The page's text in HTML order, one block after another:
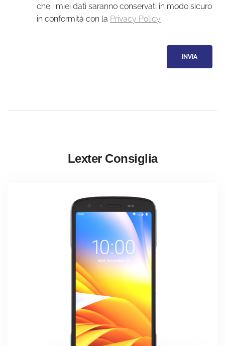
che i miei dati saranno conservati in modo sicuro
in conformità con la Privacy Policy
Lexter Consiglia